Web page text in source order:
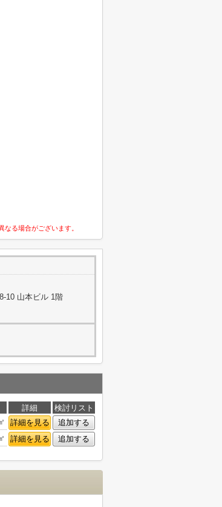
る場合がございます。
10 山本ビル 1階
詳細
検討リスト
詳細を見る
追加する
詳細を見る 追加する